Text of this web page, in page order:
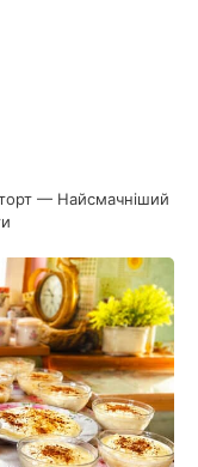
— Найсмачніший